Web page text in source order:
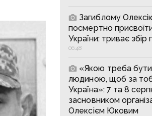
Загиблому
посмертно
України: триває збір
06:48
«Якою треба
людиною, щоб за
Україна»: 7 та 8
засновником
Олексієм Юковим